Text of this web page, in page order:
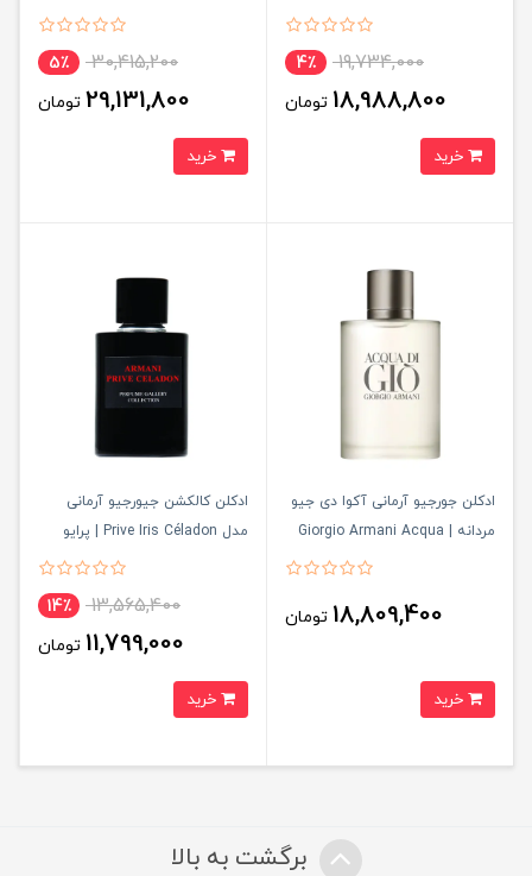
Armani Acqua di Gio
19,734,000 4٪
18,988,800 تومان
30,415,200 5٪
29,131,800 تومان
ادکلن جورجیو آرمانی آکوا دی جیو
مردانه | Giorgio Armani Acqua
18,809,400 تومان
ادکلن کالکشن جیورجیو آرمانی
مدل Prive Iris Céladon | پرایو
13,565,400 14٪
11,799,000 تومان
برگشت به بالا